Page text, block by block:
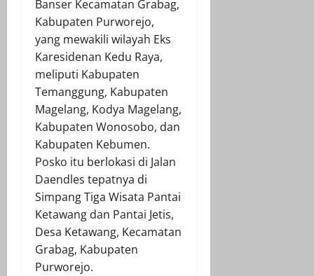
Banser Kecamatan Grabag,
Kabupaten Purworejo,
yang mewakili wilayah Eks
Karesidenan Kedu Raya,
meliputi Kabupaten
Temanggung, Kabupaten
Magelang, Kodya Magelang,
Kabupaten Wonosobo, dan
Kabupaten Kebumen.
Posko itu berlokasi di Jalan
Daendles tepatnya di
Simpang Tiga Wisata Pantai
Ketawang dan Pantai Jetis,
Desa Ketawang, Kecamatan
Grabag, Kabupaten
Purworejo.